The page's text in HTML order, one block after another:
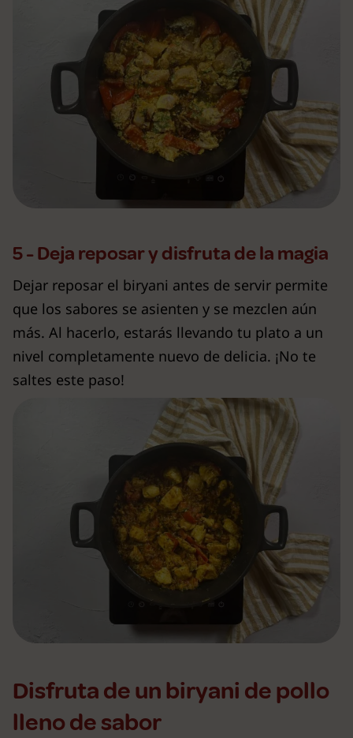
5 - Deja reposar y disfruta de la magia
Dejar reposar el biryani antes de servir permite
que los sabores se asienten y se mezclen aún
más. Al hacerlo, estarás llevando tu plato a un
nivel completamente nuevo de delicia. ¡No te
saltes este paso!
Disfruta de un biryani de pollo
lleno de sabor